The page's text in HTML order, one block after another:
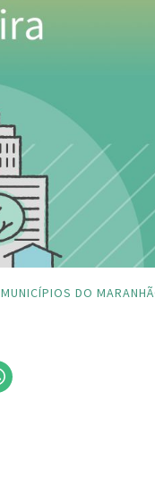
MUNICÍPIOS DO